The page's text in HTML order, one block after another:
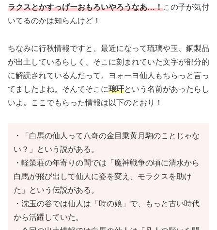
ラクスとかすっげーおもろいやろうなあ…！この子が気付
いてるのかは知らんけど！
ちなみに行秋情報ですと、最近になって琉璃や玉、銅製品
が出土しているらしく、そこに刻まれていた文字が部分的
に解読されているんだって。ヨォーヨ仙人もちらっと言っ
てましたよね。そんでそこに琅玕という名前があったらし
いよ。ここでもらった情報は以下のとおり！
・「白馬の仙人って八奇の金目乗黄月駒のことじゃな
い？」という説がある。
・軽策荘の年寄りの間では「魔神戦争の頃に清水から
白馬が飛び出して仙人に姿を変え、モラクスを助け
た」という伝説がある。
・沈玉の谷では仙人は「時の娘」で、もっと古い時代
から活躍していた。